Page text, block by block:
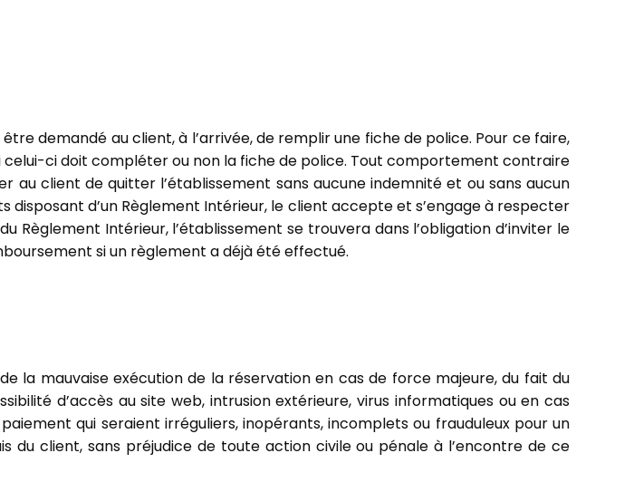
demandé au client, à l’arrivée, de remplir une fiche de police. Pour ce faire,
ci doit compléter ou non la fiche de police. Tout comportement contraire
client de quitter l’établissement sans aucune indemnité et ou sans aucun
d’un Règlement Intérieur, le client accepte et s’engage à respecter
Règlement Intérieur, l’établissement se trouvera dans l’obligation d’inviter le
si un règlement a déjà été effectué.
la mauvaise exécution de la réservation en cas de force majeure, du fait du
d’accès au site web, intrusion extérieure, virus informatiques ou en cas
qui seraient irréguliers, inopérants, incomplets ou frauduleux pour un
client, sans préjudice de toute action civile ou pénale à l’encontre de ce